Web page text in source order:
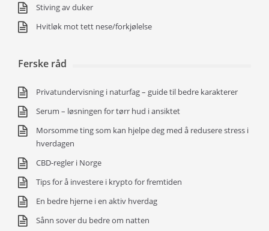
Stiving av duker
Hvitløk mot tett nese/forkjølelse
Ferske råd
Privatundervisning i naturfag – guide til bedre karakterer
Serum – løsningen for tørr hud i ansiktet
Morsomme ting som kan hjelpe deg med å redusere stress i
hverdagen
CBD-regler i Norge
Tips for å investere i krypto for fremtiden
En bedre hjerne i en aktiv hverdag
Sånn sover du bedre om natten